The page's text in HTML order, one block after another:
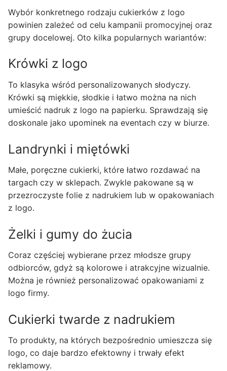
Wybór konkretnego rodzaju cukierków z logo
powinien zależeć od celu kampanii promocyjnej oraz
grupy docelowej. Oto kilka popularnych wariantów:
Krówki z logo
To klasyka wśród personalizowanych słodyczy.
Krówki są miękkie, słodkie i łatwo można na nich
umieścić nadruk z logo na papierku. Sprawdzają się
doskonale jako upominek na eventach czy w biurze.
Landrynki i miętówki
Małe, poręczne cukierki, które łatwo rozdawać na
targach czy w sklepach. Zwykle pakowane są w
przezroczyste folie z nadrukiem lub w opakowaniach
z logo.
Żelki i gumy do żucia
Coraz częściej wybierane przez młodsze grupy
odbiorców, gdyż są kolorowe i atrakcyjne wizualnie.
Można je również personalizować opakowaniami z
logo firmy.
Cukierki twarde z nadrukiem
To produkty, na których bezpośrednio umieszcza się
logo, co daje bardzo efektowny i trwały efekt
reklamowy.